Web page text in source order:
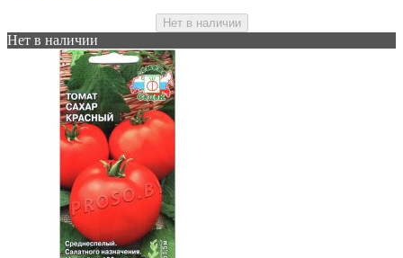
Нет в наличии
Нет в наличии